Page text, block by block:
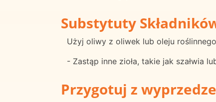
Substytuty
Użyj oliwy z oliwek lub oleju
- Zastąp inne zioła, takie jak szałwia
Przygotuj z